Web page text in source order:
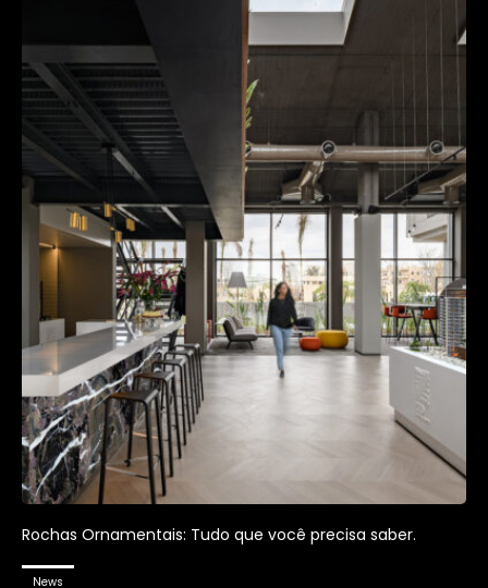
Rochas Ornamentais: Tudo que você precisa saber.
News